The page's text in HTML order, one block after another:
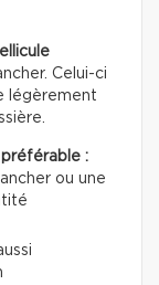
Celui-ci
légèrement
:
ou une